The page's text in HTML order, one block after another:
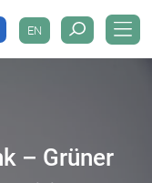
EN
EN
– Grüner